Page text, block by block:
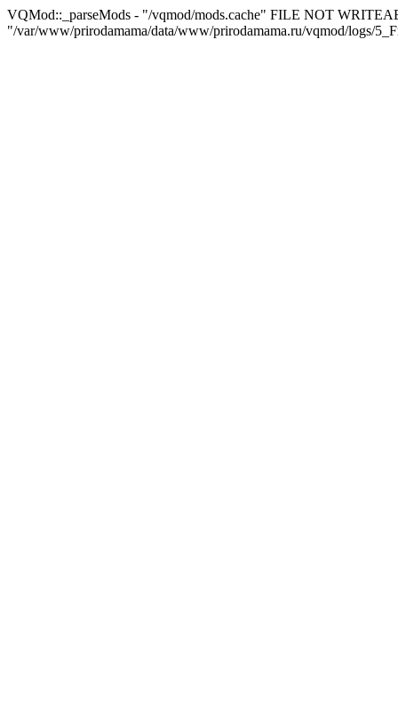
VQMod::_parseMods - "/vqmod/mods.cache" FILE NOT
"/var/www/prirodamama/data/www/prirodamama.ru/vqmod/logs/